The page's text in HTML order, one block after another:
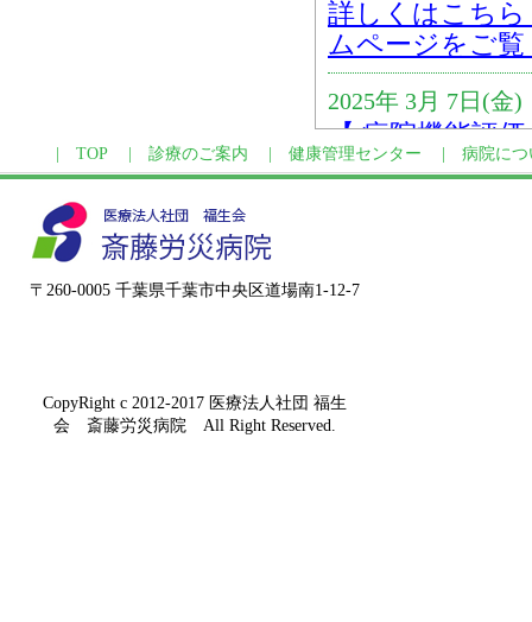
TOP 診療のご案内 健康管理センター 病院につ
〒260-0005 千葉県千葉市中央区道場南1-12-7
CopyRight c 2012-2017 医療法人社団 福生
会 斎藤労災病院 All Right Reserved.